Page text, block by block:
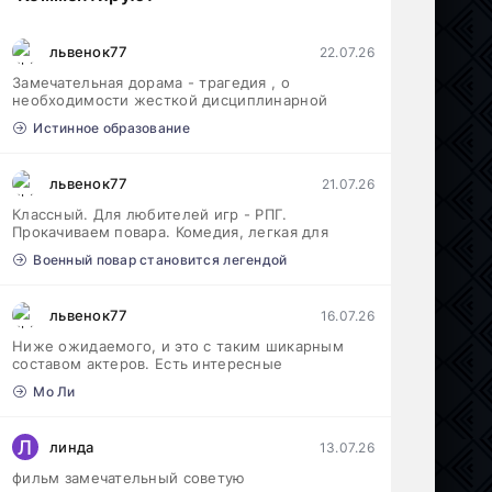
львенок77 22.07.26
Замечательная дорама - трагедия , о
необходимости жесткой дисциплинарной
Истинное образование
львенок77 21.07.26
Классный. Для любителей игр - РПГ.
Прокачиваем повара. Комедия, легкая для
Военный повар становится легендой
львенок77 16.07.26
Ниже ожидаемого, и это с таким шикарным
составом актеров. Есть интересные
Мо Ли
Л линда 13.07.26
фильм замечательный советую